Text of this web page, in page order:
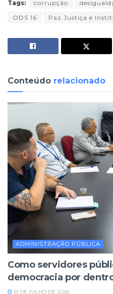
Tags: corrupção
ODS 16
Paz Justiça e
Conteúdo relacionado
ADMINISTRAÇÃO PÚBLICA
Como servidores
democracia por
15 DE JULHO DE 2026